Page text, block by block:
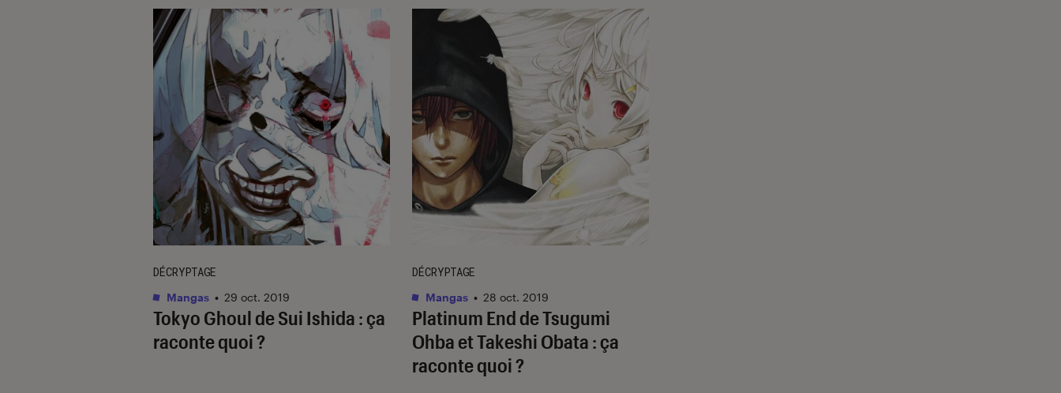
Tokyo Ghoul de Sui Ishida : ça
raconte quoi ?
DÉCRYPTAGE
Mangas • 29 oct. 2019
Platinum End de Tsugumi
Ohba et Takeshi Obata : ça
raconte quoi ?
DÉCRYPTAGE
Mangas • 28 oct. 2019